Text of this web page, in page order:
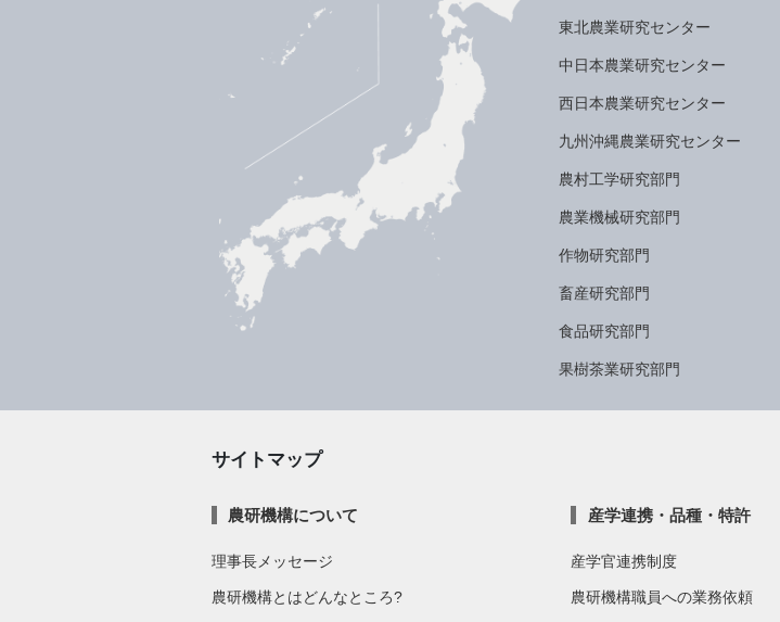
東北農業研究センター
中日本農業研究センター
西日本農業研究センター
九州沖縄農業研究センター
農村工学研究部門
農業機械研究部門
作物研究部門
畜産研究部門
食品研究部門
果樹茶業研究部門
サイトマップ
農研機構について
理事長メッセージ
農研機構とはどんなところ?
産学連携・品種・特許
産学官連携制度
農研機構職員への業務依頼